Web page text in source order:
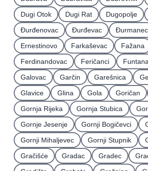
Dugi Otok
Dugi Rat Dugopolje
Ðurđenovac
Ðurđevac Ðurmanec
Ernestinovo
Farkaševac
Fažana
Ferdinandovac
Feričanci Funtana
Galovac
Garčin Garešnica
Glavice
Glina Gola Goričan
Gornja Rijeka
Gornja Stubica
Gornje Jesenje
Gornji Bogičevci
Gornji Mihaljevec
Gornji Stupnik
Gračišće
Gradac Gradec